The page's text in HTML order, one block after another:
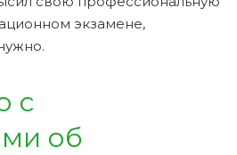
экзамене,
с
об